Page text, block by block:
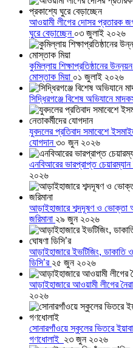
আওয়ামী লীগের দোসর প্রতারক
ঘুরে বেড়াচ্ছেন ০৩ জুলাই ২০২৬
কুমিল্লায় শিক্ষাপ্রতিষ্ঠানের
মোস্তাক মিয়া ০১ জুলাই ২০২৬
সিদ্ধিরগঞ্জে বিশেষ অভিযানে
যুবদলের প্রতিবাদ সমাবেশে
যোগদান৩০ জুন ২০২৬
এনবিআরের ভারপ্রাপ্ত
২০২৬
আড়াইহাজারে শব্দদূষণ ও ভোক্তা
জরিমানা ২৯ জুন ২০২৬
আড়াইহাজারে ইভটিজিং, ডাকাতি
ডিসি’র ২৫ জুন ২০২৬
আড়াইহাজারে আওয়ামী লীগের
২০২৬
সোনারগাঁওয়ে স্কুলের ভিতরে
গণধোলাই ২৩ জুন ২০২৬